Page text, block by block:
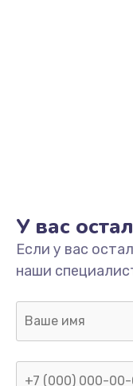
У вас
Если у вас
наши